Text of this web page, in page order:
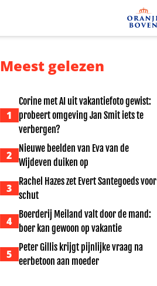
Meest gelezen
1
Corine met AI uit vakantiefoto gewist:
probeert omgeving Jan Smit iets te
verbergen?
2
Nieuwe beelden van Eva van de
Wijdeven duiken op
3
Rachel Hazes zet Evert Santegoeds voor
schut
4
Boerderij Meiland valt door de mand:
boer kan gewoon op vakantie
5
Peter Gillis krijgt pijnlijke vraag na
eerbetoon aan moeder